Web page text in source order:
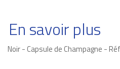
En savoir plus
Noir - Capsule de Champagne -